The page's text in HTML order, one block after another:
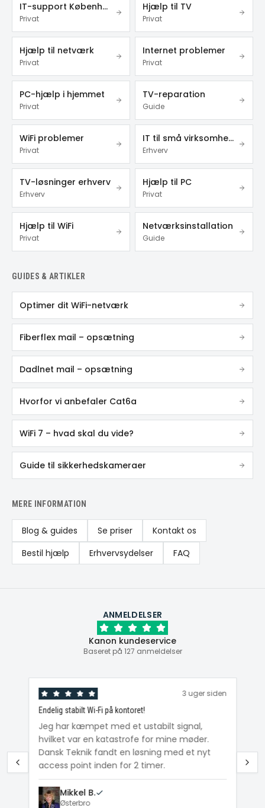
IT-support København
Privat
Hjælp til TV
Privat
Hjælp til netværk
Privat
Internet problemer
Privat
PC-hjælp i hjemmet
Privat
TV-reparation
Guide
WiFi problemer
Privat
IT til små virksomheder
Erhverv
TV-løsninger erhverv
Erhverv
Hjælp til PC
Privat
Hjælp til WiFi
Privat
Netværksinstallation
Guide
GUIDES & ARTIKLER
Optimer dit WiFi-netværk
Fiberflex mail – opsætning
Dadlnet mail – opsætning
Hvorfor vi anbefaler Cat6a
WiFi 7 – hvad skal du vide?
Guide til sikkerhedskameraer
MERE INFORMATION
Blog & guides Se priser
Kontakt os
Bestil hjælp
Erhvervsydelser FAQ
ANMELDELSER
Kanon kundeservice
Baseret på 127 anmeldelser
3 uger siden
Endelig stabilt Wi-Fi på kontoret!
Jeg har kæmpet med et ustabilt signal,
hvilket var en katastrofe for mine møder.
Dansk Teknik fandt en løsning med et nyt
access point inden for 2 timer.
Mikkel B.
Østerbro